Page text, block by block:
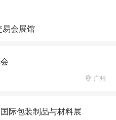
易会展馆
广州
际包装制品与材料展